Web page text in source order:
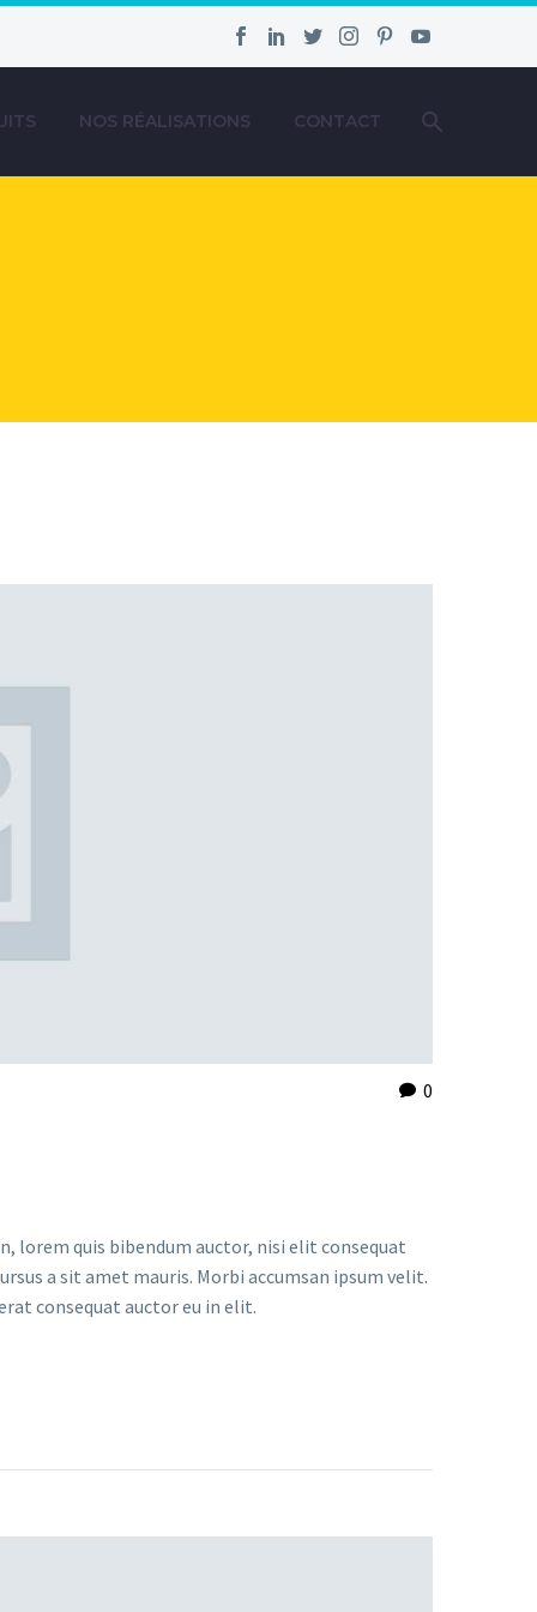
NOS RÉALISATIONS CONTACT
0
lorem quis bibendum auctor, nisi elit consequat
a sit amet mauris. Morbi accumsan ipsum velit.
consequat auctor eu in elit.